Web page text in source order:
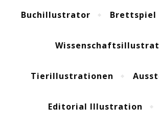
Buchillustrator Brettspiel
Tierillustrationen
Editorial Illustration